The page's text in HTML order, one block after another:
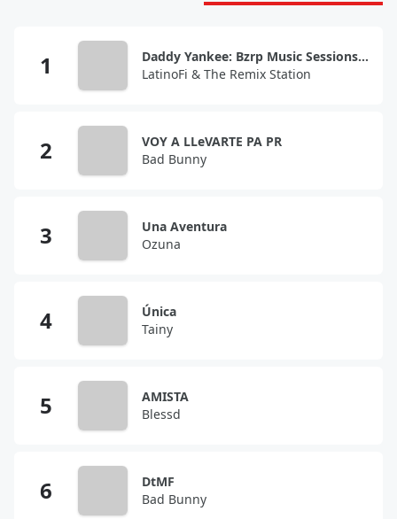
Daddy Yankee: Bzrp Music Sessions, Vol. 0/66
LatinoFi & The Remix Station
VOY A LLeVARTE PA PR
Bad Bunny
Una Aventura
Ozuna
Única
Tainy
AMISTA
Blessd
DtMF
Bad Bunny